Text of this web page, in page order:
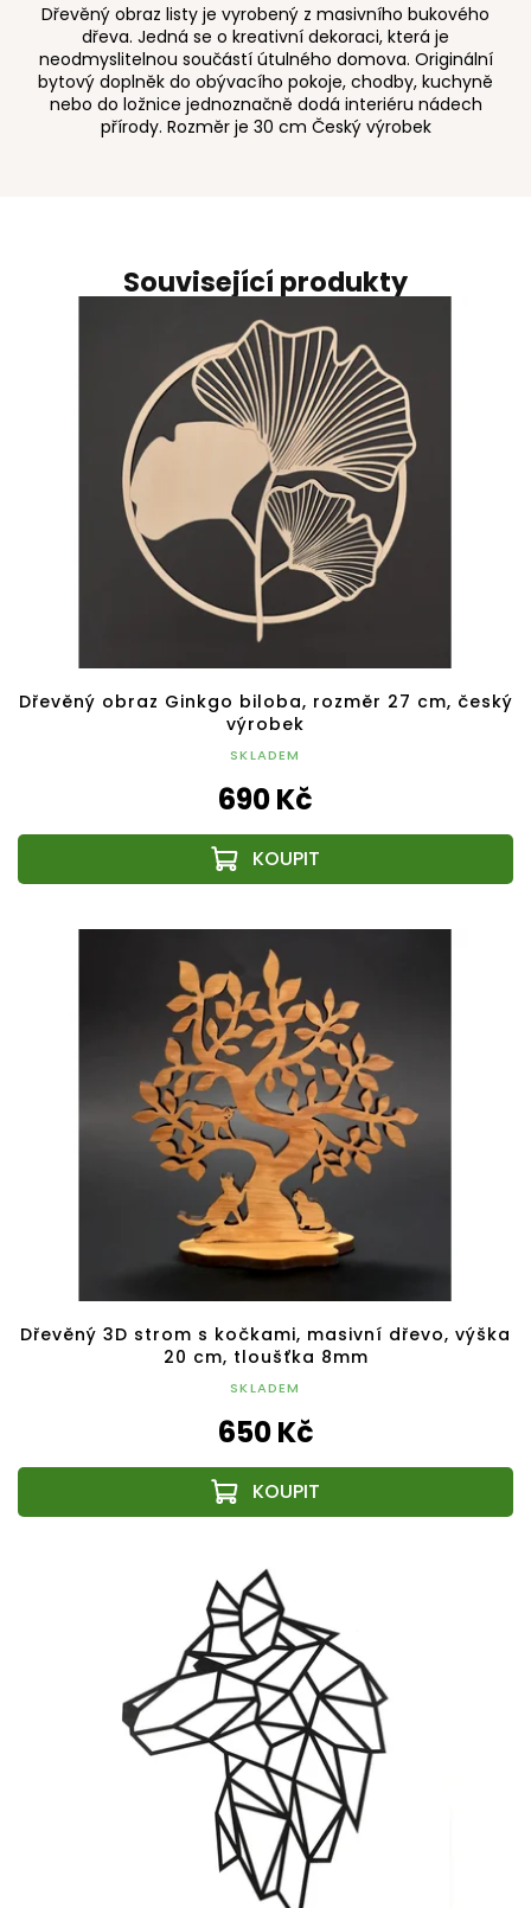
Související produkty
Dřevěný obraz Ginkgo biloba, rozměr 27 cm, český
výrobek
SKLADEM
690 Kč
Dřevěný 3D strom s kočkami, masivní dřevo, výška
20 cm, tloušťka 8mm
SKLADEM
650 Kč
Dřevěný obraz listy je vyrobený z masivního bukového
dřeva. Jedná se o kreativní dekoraci, která je
neodmyslitelnou součástí útulného domova. Originální
bytový doplněk do obývacího pokoje, chodby, kuchyně
nebo do ložnice jednoznačně dodá interiéru nádech
přírody. Rozměr je 30 cm Český výrobek